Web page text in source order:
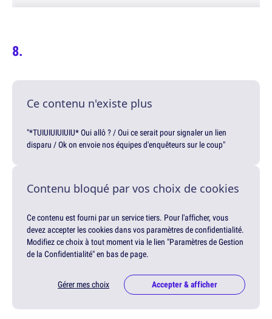
Ce contenu n'existe plus
"*TUIUIUIUIUIU* Oui allô ? / Oui ce serait pour signaler un lien
disparu / Ok on envoie nos équipes d'enquêteurs sur le coup"
Contenu bloqué par vos choix de cookies
Ce contenu est fourni par un service tiers. Pour l'afficher, vous
devez accepter les cookies dans vos paramètres de confidentialité.
Modifiez ce choix à tout moment via le lien "Paramètres de Gestion
de la Confidentialité" en bas de page.
Gérer mes choix Accepter & afficher